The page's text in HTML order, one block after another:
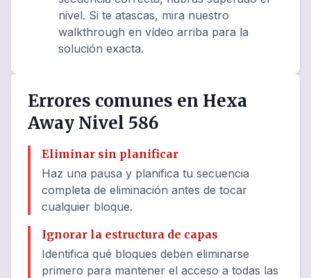
nivel. Si te atascas, mira nuestro
walkthrough en vídeo arriba para la
solución exacta.
Errores comunes en Hexa
Away Nivel 586
Eliminar sin planificar
Haz una pausa y planifica tu secuencia
completa de eliminación antes de tocar
cualquier bloque.
Ignorar la estructura de capas
Identifica qué bloques deben eliminarse
primero para mantener el acceso a todas las